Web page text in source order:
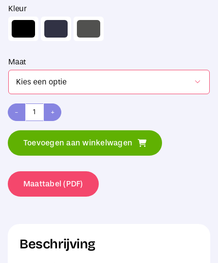
Kleur
Maat

Result
Essentials
Accessory
Set
Toevoegen aan winkelwagen
Maattabel (PDF)
Beschrijving